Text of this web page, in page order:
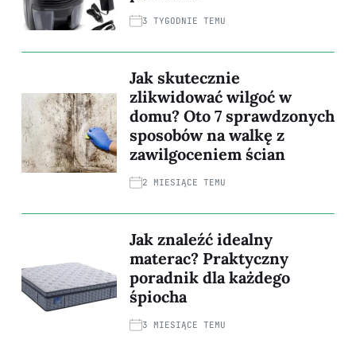
3 TYGODNIE TEMU
Jak skutecznie
zlikwidować wilgoć w
domu? Oto 7 sprawdzonych
sposobów na walkę z
zawilgoceniem ścian
2 MIESIĄCE TEMU
Jak znaleźć idealny
materac? Praktyczny
poradnik dla każdego
śpiocha
3 MIESIĄCE TEMU